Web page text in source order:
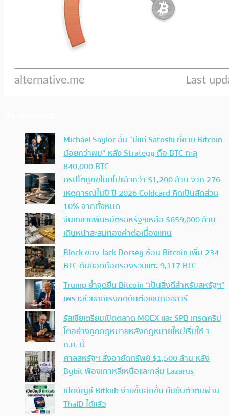
Michael Saylor ลั่น “มีแค่ Satoshi ที่ขาย Bitcoin
น้อยกว่าผม” หลัง Strategy ถือ BTC ทะลุ
840,000 BTC
คริปโตถูกขโมยไปแล้วกว่า $1,200 ล้าน จาก 276
เหตุการณ์ในปี ปี 2026 Coldcard คิดเป็นสัดส่วน
10% จากทั้งหมด
จีนเทขายพันธบัตรสหรัฐฯเหลือ $659,000 ล้าน
เดินหน้าสะสมทองคำต่อเนื่องแทน
Block ของ Jack Dorsey ช้อน Bitcoin เพิ่ม 234
BTC ดันยอดถือครองรวมแตะ 9,117 BTC
Trump ย้ำจุดยืน Bitcoin “เป็นสิ่งดีสำหรับสหรัฐฯ”
เพราะช่วยลดแรงกดดันต่อเงินดอลลาร์
รัสเซียเตรียมเปิดตลาด MOEX และ SPB เทรดคริป
โตอย่างถูกกฎหมายหลังกฎหมายใหม่เริ่มใช้ 1
ก.ย. นี้
ศาลสหรัฐฯ สั่งอายัดทรัพย์ $1,500 ล้าน หลัง
Bybit ฟ้องเกาหลีเหนือและกลุ่ม Lazarus
เปิดบัญชี Bitkub ง่ายขึ้นอีกขั้น ยืนยันตัวตนผ่าน
ThaID ได้แล้ว